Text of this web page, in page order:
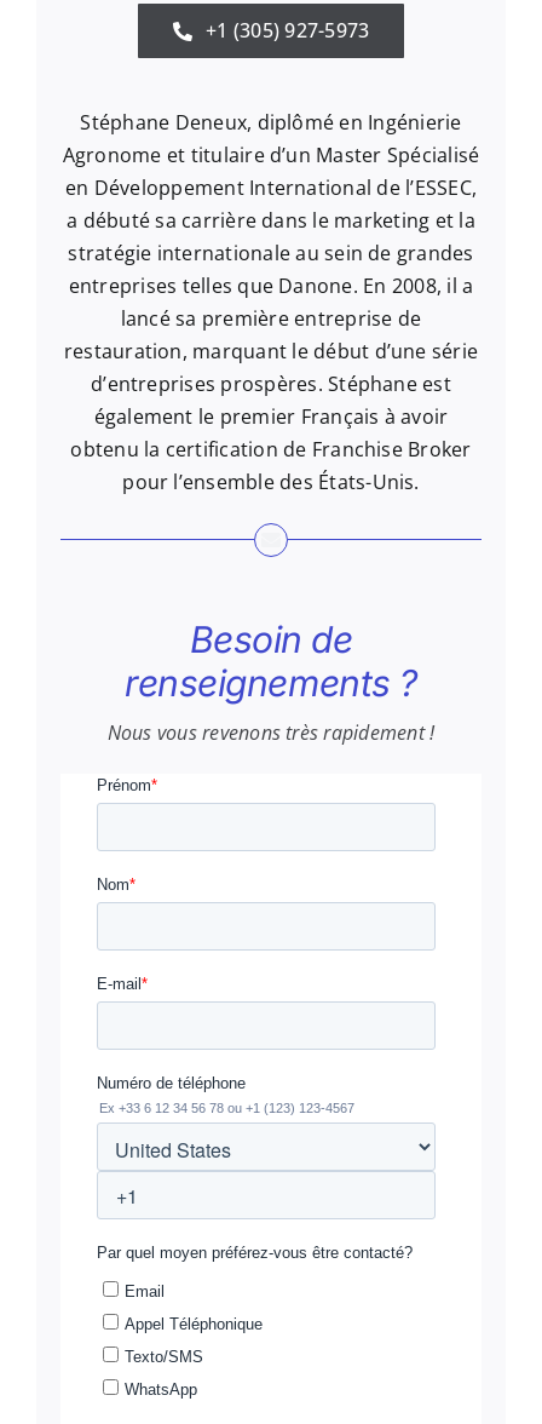
+1 (305) 927-5973
Stéphane Deneux, diplômé en Ingénierie
Agronome et titulaire d’un Master Spécialisé
en Développement International de l’ESSEC,
a débuté sa carrière dans le marketing et la
stratégie internationale au sein de grandes
entreprises telles que Danone. En 2008, il a
lancé sa première entreprise de
restauration, marquant le début d’une série
d’entreprises prospères. Stéphane est
également le premier Français à avoir
obtenu la certification de Franchise Broker
pour l’ensemble des États-Unis.
Besoin de
renseignements ?
Nous vous revenons très rapidement !